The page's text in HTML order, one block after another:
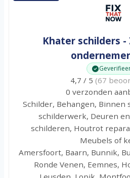
Khater schilders
4,7 / 5 (67
0 verzonden
Schilder, Behangen, Binnen
schilderwerk, Deuren
schilderen, Houtrot
Meubels of
Amersfoort, Baarn, Bunnik,
Ronde Venen, Eemnes,